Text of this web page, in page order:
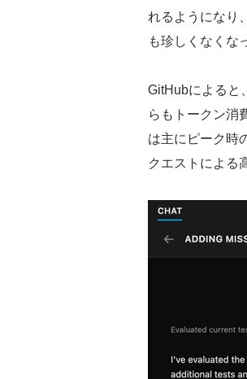
れるようになり
も珍しくなくな
GitHubによると
らもトークン消
は主にピーク時
クエストによる